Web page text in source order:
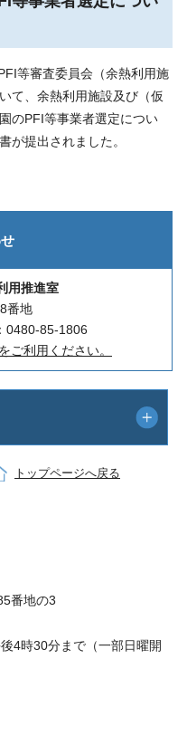
等審査委員会（余熱利用施
て、余熱利用施設及び（仮
のPFI等事業者選定につい
が提出されました。
用推進室
番地
0480-85-1806
ご利用ください。
トップページへ戻る
番地の3
4時30分まで（一部日曜開